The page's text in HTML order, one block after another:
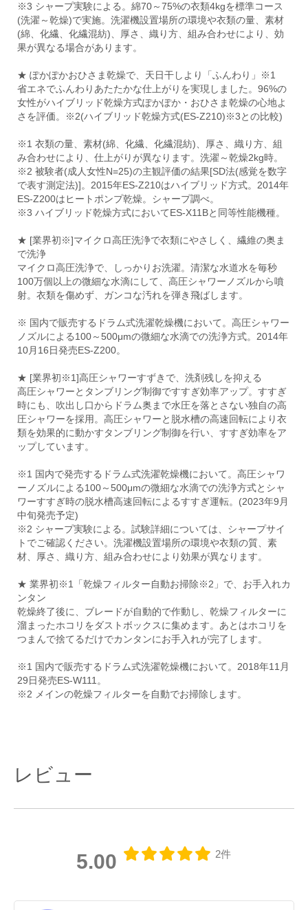
※3 シャープ実験による。綿70～75%の衣類4kgを標準コース
(洗濯～乾燥)で実施。洗濯機設置場所の環境や衣類の量、素材
(綿、化繊、化繊混紡)、厚さ、織り方、組み合わせにより、効
果が異なる場合があります。
★ ぽかぽかおひさま乾燥で、天日干しより「ふんわり」※1
省エネでふんわりあたたかな仕上がりを実現しました。96%の
女性がハイブリッド乾燥方式ぽかぽか・おひさま乾燥の心地よ
さを評価。※2(ハイブリッド乾燥方式(ES-Z210)※3との比較)
※1 衣類の量、素材(綿、化繊、化繊混紡)、厚さ、織り方、組
み合わせにより、仕上がりが異なります。洗濯～乾燥2kg時。
※2 被験者(成人女性N=25)の主観評価の結果[SD法(感覚を数字
で表す測定法)]。2015年ES-Z210はハイブリッド方式。2014年
ES-Z200はヒートポンプ乾燥。シャープ調べ。
※3 ハイブリッド乾燥方式においてES-X11Bと同等性能機種。
★ [業界初※]マイクロ高圧洗浄で衣類にやさしく、繊維の奥ま
で洗浄
マイクロ高圧洗浄で、しっかりお洗濯。清潔な水道水を毎秒
100万個以上の微細な水滴にして、高圧シャワーノズルから噴
射。衣類を傷めず、ガンコな汚れを弾き飛ばします。
※ 国内で販売するドラム式洗濯乾燥機において。高圧シャワー
ノズルによる100～500μmの微細な水滴での洗浄方式。2014年
10月16日発売ES-Z200。
★ [業界初※1]高圧シャワーすずきで、洗剤残しを抑える
高圧シャワーとタンブリング制御ですすぎ効率アップ。すすぎ
時にも、吹出し口からドラム奥まで水圧を落とさない独自の高
圧シャワーを採用。高圧シャワーと脱水槽の高速回転により衣
類を効果的に動かすタンブリング制御を行い、すすぎ効率をア
ップしています。
※1 国内で発売するドラム式洗濯乾燥機において。高圧シャワ
ーノズルによる100～500μmの微細な水滴での洗浄方式とシャ
ワーすすぎ時の脱水槽高速回転によるすすぎ運転。(2023年9月
中旬発売予定)
※2 シャープ実験による。試験詳細については、シャープサイ
トでご確認ください。洗濯機設置場所の環境や衣類の質、素
材、厚さ、織り方、組み合わせにより効果が異なります。
★ 業界初※1「乾燥フィルター自動お掃除※2」で、お手入れカ
ンタン
乾燥終了後に、ブレードが自動的で作動し、乾燥フィルターに
溜まったホコリをダストボックスに集めます。あとはホコリを
つまんで捨てるだけでカンタンにお手入れが完了します。
※1 国内で販売するドラム式洗濯乾燥機において。2018年11月
29日発売ES-W111。
※2 メインの乾燥フィルターを自動でお掃除します。
レビュー
5.00 2件